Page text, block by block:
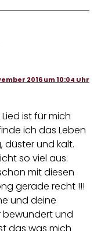
2016 um 10:04 Uhr
ist für mich
ich das Leben
düster und kalt.
so viel aus.
mit diesen
gerade recht !!!
und deine
bewundert und